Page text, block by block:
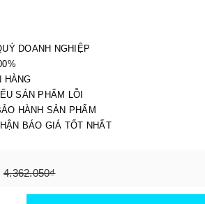
DOANH NGHIỆP
HÀNG
SẢN PHẨM LỖI
HÀNH SẢN PHẨM
BÁO GIÁ TỐT NHẤT
4.362.050₫